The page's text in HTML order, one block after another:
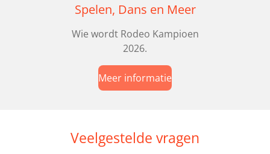
Spelen, Dans en Meer
Wie wordt Rodeo Kampioen
2026.
Meer informatie
Veelgestelde vragen